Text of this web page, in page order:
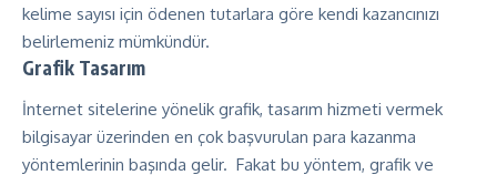
kelime sayısı için ödenen tutarlara göre kendi kazancınızı
belirlemeniz mümkündür.
Grafik Tasarım
İnternet sitelerine yönelik grafik, tasarım hizmeti vermek
bilgisayar üzerinden en çok başvurulan para kazanma
yöntemlerinin başında gelir. Fakat bu yöntem, grafik ve